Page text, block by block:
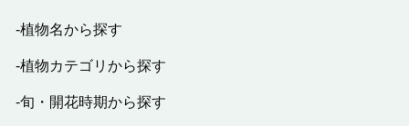
植物名から探す
植物カテゴリから探す
旬・開花時期から探す